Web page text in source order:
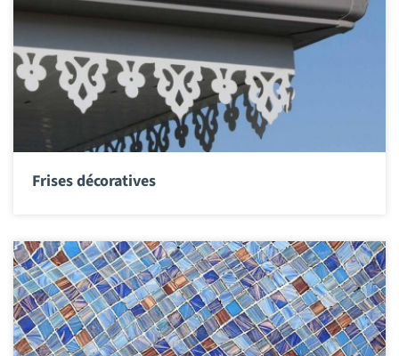
Frises décoratives